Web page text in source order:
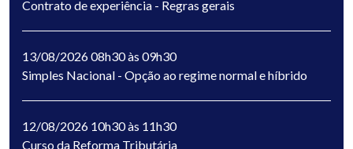
Contrato de experiência - Regras gerais
13/08/2026 08h30 às 09h30
Simples Nacional - Opção ao regime normal e híbrido
12/08/2026 10h30 às 11h30
Curso da Reforma Tributária